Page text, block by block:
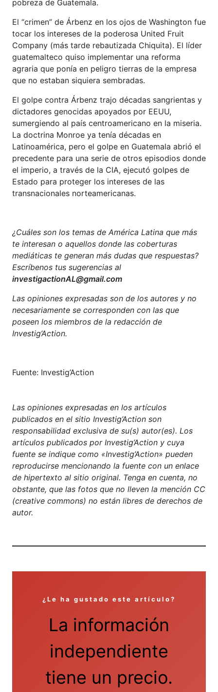
pobreza de Guatemala.
El “crimen” de Árbenz en los ojos de Washington fue
tocar los intereses de la poderosa United Fruit
Company (más tarde rebautizada Chiquita). El líder
guatemalteco quiso implementar una reforma
agraria que ponía en peligro tierras de la empresa
que no estaban siquiera sembradas.
El golpe contra Árbenz trajo décadas sangrientas y
dictadores genocidas apoyados por EEUU,
sumergiendo al país centroamericano en la miseria.
La doctrina Monroe ya tenía décadas en
Latinoamérica, pero el golpe en Guatemala abrió el
precedente para una serie de otros episodios donde
el imperio, a través de la CIA, ejecutó golpes de
Estado para proteger los intereses de las
transnacionales norteamericanas.
¿Cuáles son los temas de América Latina que más
te interesan o aquellos donde las coberturas
mediáticas te generan más dudas que respuestas?
Escríbenos tus sugerencias al
investigactionAL@gmail.com
Las opiniones expresadas son de los autores y no
necesariamente se corresponden con las que
poseen los miembros de la redacción de
Investig’Action.
Fuente: Investig’Action
Las opiniones expresadas en los artículos
publicados en el sitio Investig’Action son
responsabilidad exclusiva de su(s) autor(es). Los
artículos publicados por Investig’Action y cuya
fuente se indique como «Investig’Action» pueden
reproducirse mencionando la fuente con un enlace
de hipertexto al sitio original. Tenga en cuenta, no
obstante, que las fotos que no lleven la mención CC
(creative commons) no están libres de derechos de
autor.
¿Le ha gustado este artículo?
La información
independiente
tiene un precio.